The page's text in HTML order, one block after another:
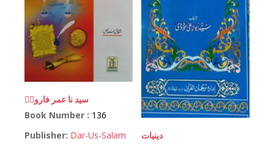
سید نا عمر فاروقؓ
Book Number : 136
Publisher: Dar-Us-Salam
دینیات